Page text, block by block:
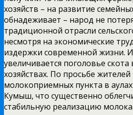
хозяйств – на развитие
обнадеживает – народ не
традиционной отрасли
несмотря на экономические
издержки современной жизни.
увеличивается поголовье
хозяйствах. По просьбе
молокоприемных пункта в
Кумыш, что существенно
стабильную реализацию